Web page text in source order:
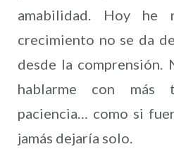
amabilidad. Hoy he
crecimiento no se da
desde la comprensión.
hablarme con más
paciencia… como si
jamás dejaría solo.